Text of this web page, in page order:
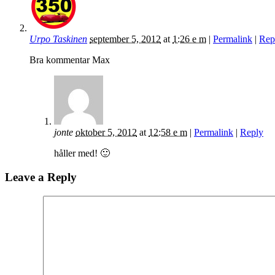
Urpo Taskinen september 5, 2012 at 1:26 e m | Permalink |
Bra kommentar Max
jonte oktober 5, 2012 at 12:58 e m | Permalink | Reply
håller med! 🙂
Leave a Reply